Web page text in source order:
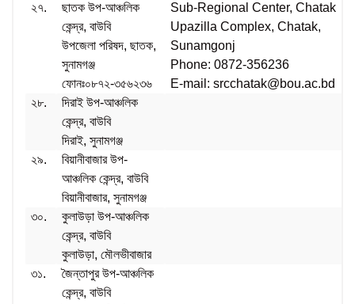
২৭.
ছাতক উপ-আঞ্চলিক
কেন্দ্র, বাউবি
উপজেলা পরিষদ, ছাতক,
সুনামগঞ্জ
ফোনঃ০৮৭২-৩৫৬২৩৬
Sub-Regional Center, Chatak
Upazilla Complex, Chatak,
Sunamgonj
Phone: 0872-356236
E-mail: srcchatak@bou.ac.bd
২৮.
দিরাই উপ-আঞ্চলিক
কেন্দ্র, বাউবি
দিরাই, ‍সুনামগঞ্জ
২৯.
বিয়ানীবাজার উপ-
আঞ্চলিক কেন্দ্র, বাউবি
বিয়ানীবাজার, সুনামগঞ্জ
৩০.
কুলাউড়া উপ-আঞ্চলিক
কেন্দ্র, বাউবি
কুলাউড়া, মৌলভীবাজার
৩১.
জৈন্তাপুর উপ-আঞ্চলিক
কেন্দ্র, বাউবি